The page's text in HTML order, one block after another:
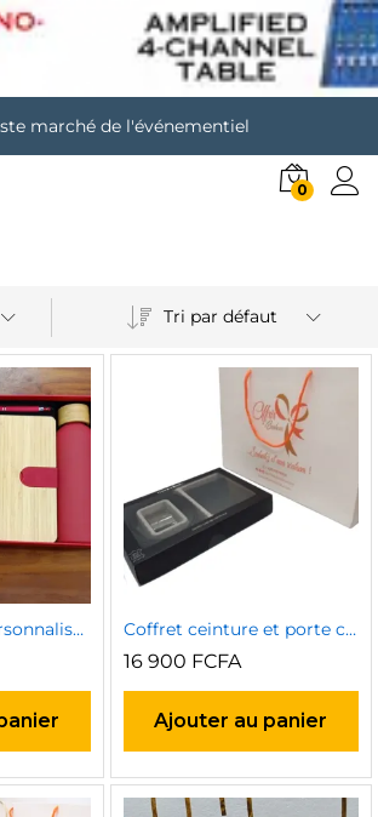
marché de l'événementiel
0
Tri par défaut
Coffret 3 en 1 (personnalisable au choix) Coffret ceinture et porte cartes
16 900 FCFA
Ajouter au panier